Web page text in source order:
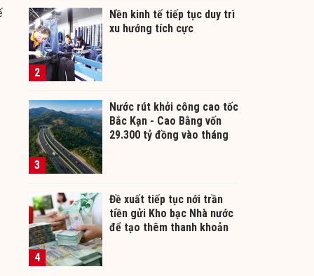
2
Nền kinh tế tiếp tục duy trì
xu hướng tích cực
3
Nước rút khởi công cao tốc
Bắc Kạn - Cao Bằng vốn
29.300 tỷ đồng vào tháng
4
Đề xuất tiếp tục nới trần
tiền gửi Kho bạc Nhà nước
để tạo thêm thanh khoản